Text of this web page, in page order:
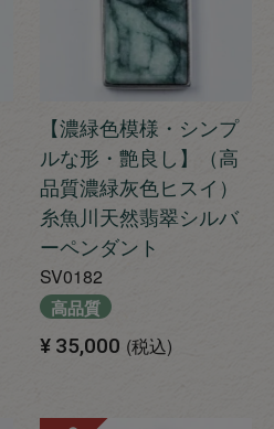
【濃緑色模様・シンプ
ルな形・艶良し】（高
品質濃緑灰色ヒスイ）
糸魚川天然翡翠シルバ
ーペンダント
SV0182
高品質
¥ 35,000 税込